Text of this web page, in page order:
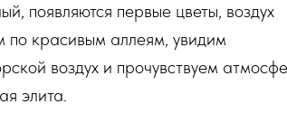
появляются первые цветы, воздух
по красивым аллеям, увидим
воздух и прочувствуем
элита.